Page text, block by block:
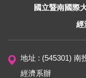
國立暨南國際
經
地址 : (545301) 南
經濟系辦